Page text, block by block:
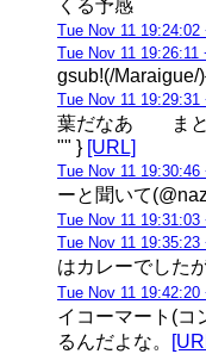
くる予感
Tue Nov 11 19:24:02
Tue Nov 11 19:26:11
gsub!(/Maraigue/
Tue Nov 11 19:29:31
葉だなあ まと
"" } [URL]
Tue Nov 11 19:30:46
ーと聞いて
Tue Nov 11 19:31:03
Tue Nov 11 19:35:23
はカレーでしたが
Tue Nov 11 19:42:20
イコーマート(コ
るんだよな。